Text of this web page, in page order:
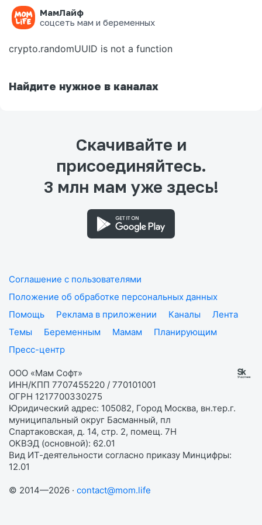
МамЛайф
соцсеть мам и беременных
Ошибка на странице
crypto.randomUUID is not a function
Найдите нужное в каналах
Скачивайте и
присоединяйтесь.
3 млн мам уже здесь!
Соглашение с пользователями
Положение об обработке персональных данных
Помощь
Реклама в приложении Каналы
Лента
Темы
Беременным Мамам
Планирующим
Пресс-центр
ООО «Мам Софт»
ИНН/КПП 7707455220 / 770101001
ОГРН 1217700330275
Юридический адрес: 105082, Город Москва, вн.тер.г.
муниципальный округ Басманный, пл
Спартаковская, д. 14, стр. 2, помещ. 7Н
ОКВЭД (основной): 62.01
Вид ИТ-деятельности согласно приказу Минцифры:
12.01
© 2014—2026 · contact@mom.life